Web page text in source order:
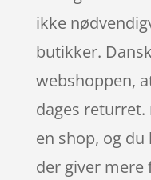
ikke
butikker.
webshoppen,
dages returret.
en shop, og
der giver mere